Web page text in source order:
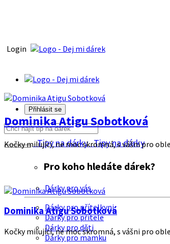
Login
Přihlásit se
Tipy na dárkyTipy na dárky
Pro koho hledáte dárek?
Dárky pro vás
Dárky pro přítelkyni
Dárky pro přítele
Dárky pro děti
Dárky pro mamku
Dominika Atigu Sobotková
Kočky milující, ne moc skromná, s vášni pro
Dominika Atigu Sobotková
Kočky milující, ne moc skromná, s vášni pro